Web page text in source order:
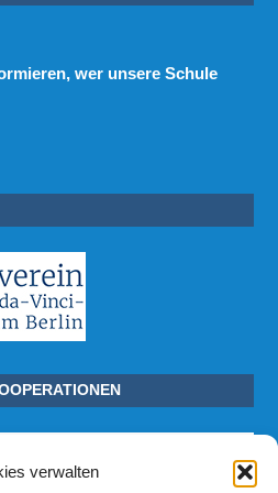
verwalten
wer unsere Schule